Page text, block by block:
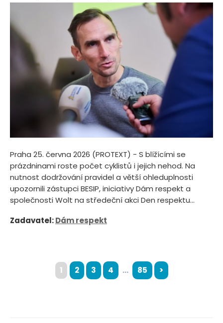
Praha 25. června 2026 (PROTEXT) - S blížícími se
prázdninami roste počet cyklistů i jejich nehod. Na
nutnost dodržování pravidel a větší ohleduplnosti
upozornili zástupci BESIP, iniciativy Dám respekt a
společnosti Wolt na středeční akci Den respektu...
Zadavatel:Dám respekt
1 2 3 4 ... 85 >